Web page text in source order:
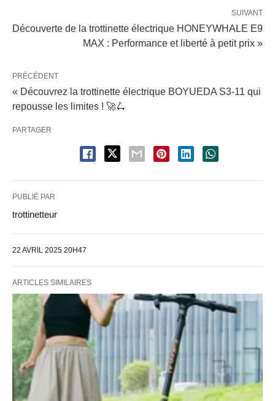
SUIVANT
Découverte de la trottinette électrique HONEYWHALE E9
MAX : Performance et liberté à petit prix »
PRÉCÉDENT
« Découvrez la trottinette électrique BOYUEDA S3-11 qui
repousse les limites ! 🚀🛴
PARTAGER
PUBLIÉ PAR
trottinetteur
22 AVRIL 2025 20H47
ARTICLES SIMILAIRES